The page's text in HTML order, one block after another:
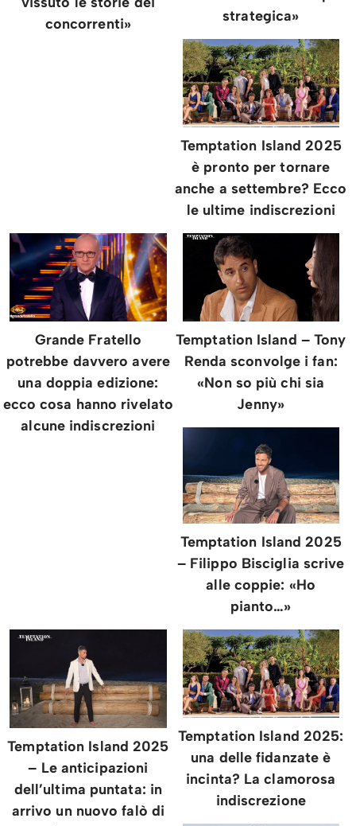
concorrenti»
strategica»
Temptation Island 2025
è pronto per tornare
anche a settembre? Ecco
le ultime indiscrezioni
Grande Fratello
potrebbe davvero avere
una doppia edizione:
ecco cosa hanno rivelato
alcune indiscrezioni
Temptation Island – Tony
Renda sconvolge i fan:
«Non so più chi sia
Jenny»
Temptation Island 2025
– Filippo Bisciglia scrive
alle coppie: «Ho
pianto…»
Temptation Island 2025
– Le anticipazioni
dell’ultima puntata: in
arrivo un nuovo falò di
Temptation Island 2025:
una delle fidanzate è
incinta? La clamorosa
indiscrezione